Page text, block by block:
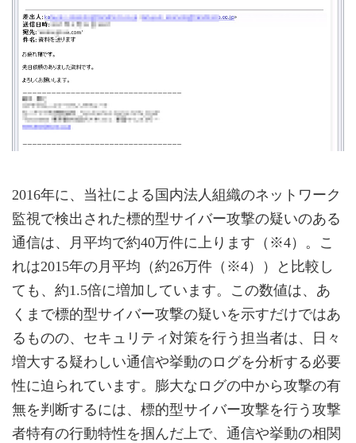
2016年に、当社による国内法人組織のネットワーク
監視で検出された標的型サイバー攻撃の疑いのある
通信は、月平均で約40万件に上ります（※4）。こ
れは2015年の月平均（約26万件（※4））と比較し
ても、約1.5倍に増加しています。この数値は、あ
くまで標的型サイバー攻撃の疑いを示すだけではあ
るものの、セキュリティ対策を行う担当者は、日々
増大する疑わしい通信や挙動のログを分析する必要
性に迫られています。膨大なログの中から攻撃の有
無を判断するには、標的型サイバー攻撃を行う攻撃
者特有の行動特性を掴んだ上で、通信や挙動の相関